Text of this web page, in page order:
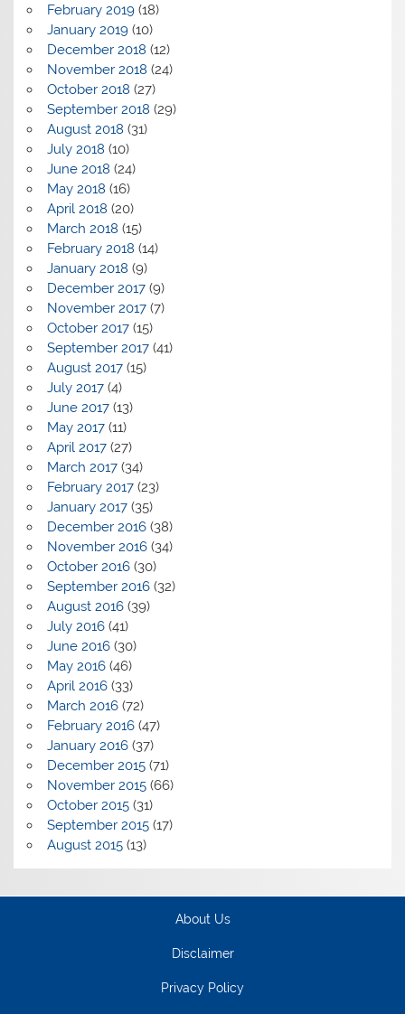
February 2019(18)
January 2019(10)
December 2018 (12)
November 2018 (24)
October 2018 (27)
September 2018 (29)
August 2018 (31)
July 2018 (10)
June 2018 (24)
May 2018 (16)
April 2018 (20)
March 2018 (15)
February 2018 (14)
January 2018 (9)
December 2017(9)
November 2017(7)
October 2017(15)
September 2017(41)
August 2017(15)
July 2017(4)
June 2017(13)
May 2017(11)
April 2017(27)
March 2017(34)
February 2017(23)
January 2017(35)
December 2016(38)
November 2016(34)
October 2016(30)
September 2016(32)
August 2016(39)
July 2016(41)
June 2016(30)
May 2016(46)
April 2016(33)
March 2016(72)
February 2016(47)
January 2016(37)
December 2015(71)
November 2015(66)
October 2015(31)
September 2015(17)
August 2015(13)
About Us
Disclaimer
Privacy Policy